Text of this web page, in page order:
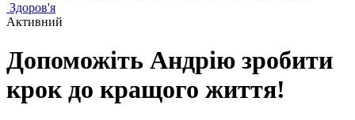
Здоров'я
Активний
Допоможіть Андрію зробити
крок до кращого життя!